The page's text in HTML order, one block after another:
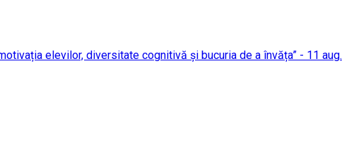
elevilor, diversitate cognitivă și bucuria de a învăța” - 11 aug.